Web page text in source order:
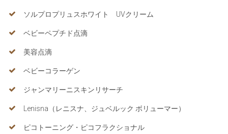
ソルプロプリュスホワイト UVクリーム
ベビーペプチド点滴
美容点滴
ベビーコラーゲン
ジャンマリーニスキンリサーチ
Lenisna（レニスナ、ジュベルック ボリューマー）
ピコトーニング・ピコフラクショナル